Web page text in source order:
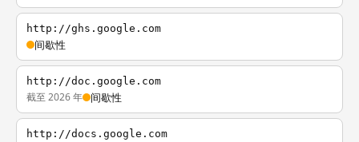
http://ghs.google.com
间歇性
http://doc.google.com
截至 2026 年 间歇性
http://docs.google.com